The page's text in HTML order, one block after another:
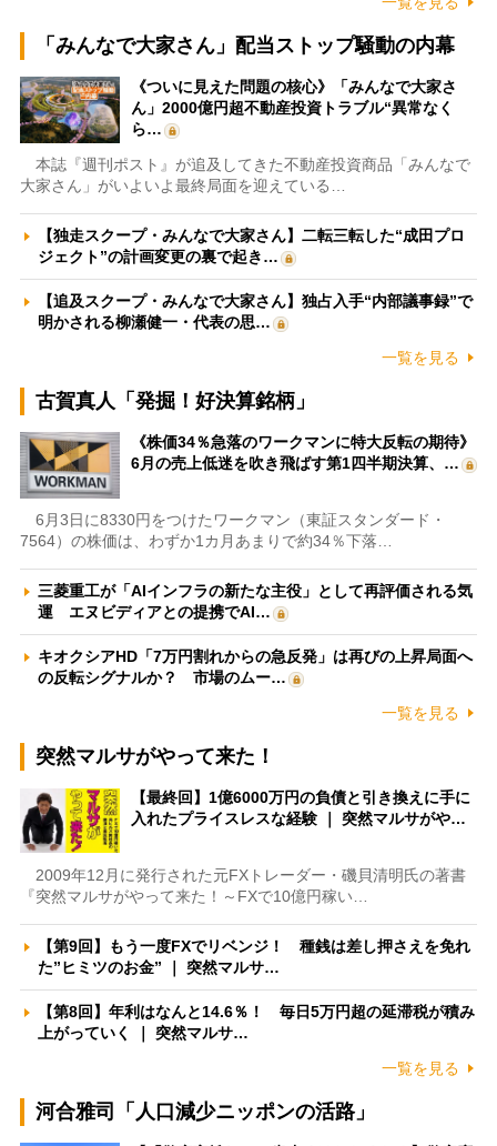
「みんなで大家さん」配当ストップ騒動の内幕
《ついに見えた問題の核心》「みんなで大家さ
ん」2000億円超不動産投資トラブル“異常なく
ら…
本誌『週刊ポスト』が追及してきた不動産投資商品「みんなで
大家さん」がいよいよ最終局面を迎えている…
【独走スクープ・みんなで大家さん】二転三転した“成田プロ
ジェクト”の計画変更の裏で起き…
【追及スクープ・みんなで大家さん】独占入手“内部議事録”で
明かされる柳瀬健一・代表の思…
一覧を見る
古賀真人「発掘！好決算銘柄」
《株価34％急落のワークマンに特大反転の期待》
6月の売上低迷を吹き飛ばす第1四半期決算、…
6月3日に8330円をつけたワークマン（東証スタンダード・
7564）の株価は、わずか1カ月あまりで約34％下落…
三菱重工が「AIインフラの新たな主役」として再評価される気
運 エヌビディアとの提携でAI…
キオクシアHD「7万円割れからの急反発」は再びの上昇局面へ
の反転シグナルか？ 市場のムー…
一覧を見る
突然マルサがやって来た！
【最終回】1億6000万円の負債と引き換えに手に
入れたプライスレスな経験 ｜ 突然マルサがや…
2009年12月に発行された元FXトレーダー・磯貝清明氏の著書
『突然マルサがやって来た！～FXで10億円稼い…
【第9回】もう一度FXでリベンジ！ 種銭は差し押さえを免れ
た”ヒミツのお金” ｜ 突然マルサ…
【第8回】年利はなんと14.6％！ 毎日5万円超の延滞税が積み
上がっていく ｜ 突然マルサ…
一覧を見る
河合雅司「人口減少ニッポンの活路」